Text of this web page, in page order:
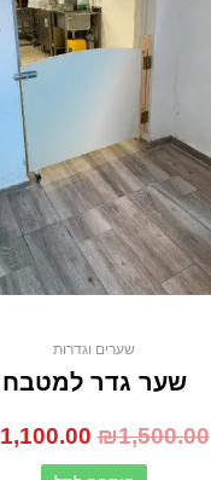
שערים וגדרות
שער גדר למטבח
₪1,500.00
1,100.00